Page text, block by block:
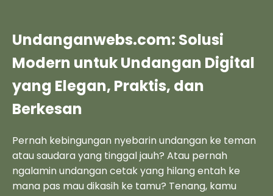
Undanganwebs.com: Solusi
Modern untuk Undangan Digital
yang Elegan, Praktis, dan
Berkesan
Pernah kebingungan nyebarin undangan ke teman
atau saudara yang tinggal jauh? Atau pernah
ngalamin undangan cetak yang hilang entah ke
mana pas mau dikasih ke tamu? Tenang, kamu